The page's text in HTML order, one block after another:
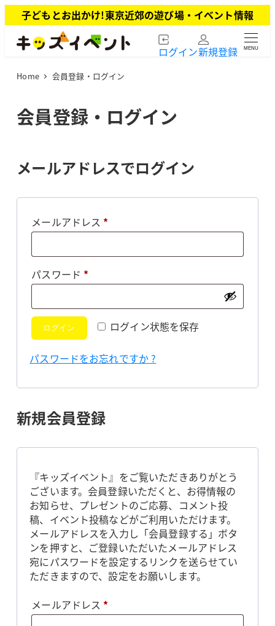
イ
子どもとお出かけ!東京近郊の遊び場・イベント情報
ログイン新規登録 MENU
Home 会員登録・ログイン
会員登録・ログイン
メールアドレスでログイン
メールアドレス *必
パスワード *必
ログイン状態を保存
ログイン
パスワードをお忘れですか ?
新規会員登録
『キッズイベント』をご覧いただきありがとう
ございます。会員登録いただくと、お得情報の
お知らせ、プレゼントのご応募、コメント投
稿、イベント投稿などがご利用いただけます。
メールアドレスを入力し「会員登録する」ボタ
ンを押すと、ご登録いただいたメールアドレス
宛にパスワードを設定するリンクを送らせてい
ただきますので、設定をお願いします。
メールアドレス *必